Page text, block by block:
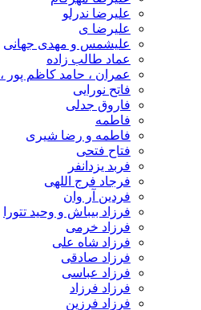
علیرضا ندرلو
علیرضا ی
علیشمس و مهدی جهانی
عماد طالب زاده
عمران ، حامد کاظم پور ، نیما حنجر
فاتح نورایی
فاروق جدلی
فاطمه
فاطمه و رضا شیری
فتاح فتحی
فربد یزدانفر
فرجاد فرج اللهی
فردین آر وان
فرزاد بیباش و وحید تتورا
فرزاد خرمی
فرزاد شاه علی
فرزاد صادقی
فرزاد عباسی
فرزاد فرزاد
فرزاد فرزین